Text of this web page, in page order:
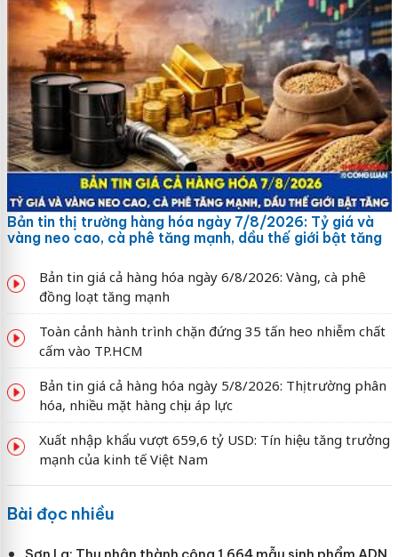
Bản tin thị trường hàng hóa ngày 7/8/2026: Tỷ giá và
vàng neo cao, cà phê tăng mạnh, dầu thế giới bật tăng
Bản tin giá cả hàng hóa ngày 6/8/2026: Vàng, cà phê
đồng loạt tăng mạnh
Toàn cảnh hành trình chặn đứng 35 tấn heo nhiễm chất
cấm vào TP.HCM
Bản tin giá cả hàng hóa ngày 5/8/2026: Thị trường phân
hóa, nhiều mặt hàng chịu áp lực
Xuất nhập khẩu vượt 659,6 tỷ USD: Tín hiệu tăng trưởng
mạnh của kinh tế Việt Nam
Bài đọc nhiều
Sơn La: Thu nhận thành công 1.664 mẫu sinh phẩm ADN